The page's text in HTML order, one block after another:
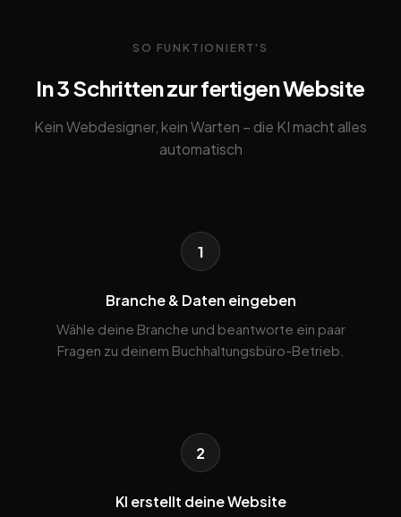
SO FUNKTIONIERT'S
In 3 Schritten zur fertigen Website
Kein Webdesigner, kein Warten – die KI macht alles
automatisch
1
Branche & Daten eingeben
Wähle deine Branche und beantworte ein paar
Fragen zu deinem Buchhaltungsbüro-Betrieb.
2
KI erstellt deine Website